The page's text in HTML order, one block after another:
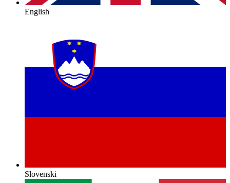
English
Slovenski